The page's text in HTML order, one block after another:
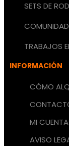
SETS DE
TRABAJOS
INFORMACIÓN
CÓMO
MI CUENTA
AVISO